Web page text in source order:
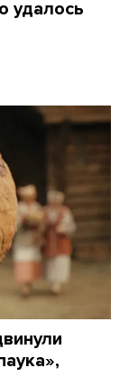
удалось